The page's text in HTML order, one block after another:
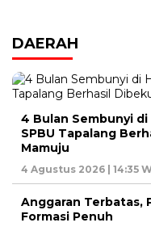
DAERAH
4 Bulan Sembunyi
SPBU Tapalang
Mamuju
4 Agustus 2026 | 14:35
Anggaran Terbatas,
Formasi Penuh